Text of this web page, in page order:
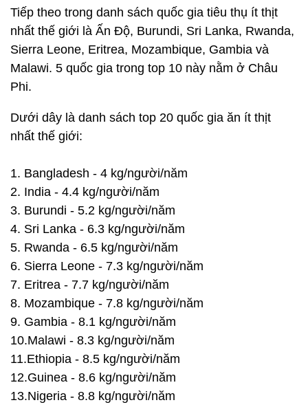
Tiếp theo trong danh sách quốc gia tiêu thụ ít thịt
nhất thế giới là Ấn Độ, Burundi, Sri Lanka, Rwanda,
Sierra Leone, Eritrea, Mozambique, Gambia và
Malawi. 5 quốc gia trong top 10 này nằm ở Châu
Phi.
Dưới dây là danh sách top 20 quốc gia ăn ít thịt
nhất thế giới:
1. Bangladesh - 4 kg/người/năm
2. India - 4.4 kg/người/năm
3. Burundi - 5.2 kg/người/năm
4. Sri Lanka - 6.3 kg/người/năm
5. Rwanda - 6.5 kg/người/năm
6. Sierra Leone - 7.3 kg/người/năm
7. Eritrea - 7.7 kg/người/năm
8. Mozambique - 7.8 kg/người/năm
9. Gambia - 8.1 kg/người/năm
10.Malawi - 8.3 kg/người/năm
11.Ethiopia - 8.5 kg/người/năm
12.Guinea - 8.6 kg/người/năm
13.Nigeria - 8.8 kg/người/năm